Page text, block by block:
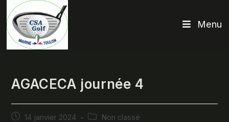
content
Menu
AGACECA journée 4
Publication
14 janvier 2024
PostNon classé